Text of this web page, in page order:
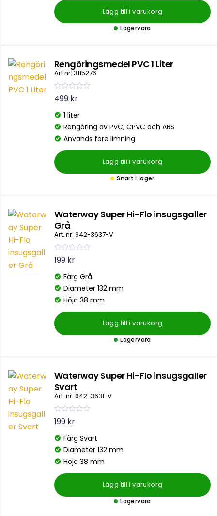
Lägg till i varukorg
Lagervara
Rengöringsmedel PVC 1 Liter
Art.nr: 3115276
B
e
y
g
s
a
t
0
a
v
499 kr
1 liter
Rengöring av PVC, CPVC och ABS
Används före limning
Lägg till i varukorg
Snart i lager
Waterway Super Hi-Flo insugsgaller
Grå
Art. nr: 642-3637-V
B
e
y
g
s
a
t
0
a
v
199 kr
Färg Grå
Diameter 132 mm
Höjd 38 mm
Lägg till i varukorg
Lagervara
Waterway Super Hi-Flo insugsgaller
Svart
Art. nr: 642-3631-V
B
e
y
g
s
a
t
0
a
v
199 kr
Färg Svart
Diameter 132 mm
Höjd 38 mm
Lägg till i varukorg
Lagervara